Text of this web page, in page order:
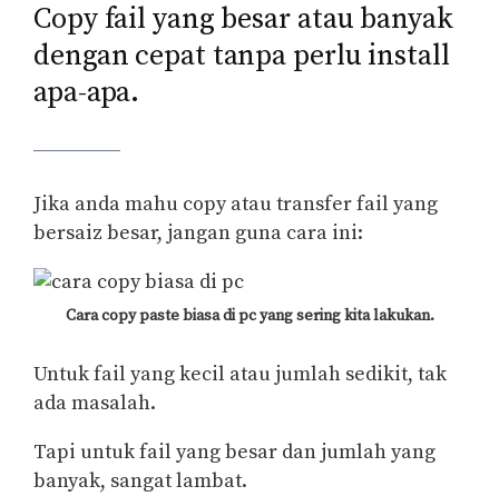
Copy fail yang besar atau banyak
dengan cepat tanpa perlu install
apa-apa.
Jika anda mahu copy atau transfer fail yang
bersaiz besar, jangan guna cara ini:
Cara copy paste biasa di pc yang sering kita lakukan.
Untuk fail yang kecil atau jumlah sedikit, tak
ada masalah.
Tapi untuk fail yang besar dan jumlah yang
banyak, sangat lambat.